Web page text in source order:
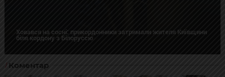
Ховався на сосні: прикордонники затримали жителя Київщини
біля кордону з Білоруссю
Коментар